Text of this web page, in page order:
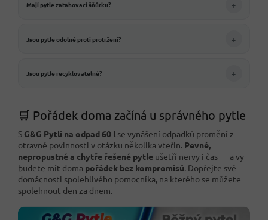
Mají pytle zatahovací šňůrku? +
Jsou pytle odolné proti protržení? +
Jsou pytle recyklovatelné? +
🛒 Pořádek doma začíná u správného pytle
S G&G Pytli na odpad 60 l se vynášení odpadků promění z
otravné povinnosti v otázku několika vteřin. Pevné,
nepropustné a chytře řešené pytle ušetří nervy i čas — a vy
budete mít doma pořádek bez kompromisů. Dopřejte své
domácnosti spolehlivého pomocníka, na kterého se můžete
spolehnout den za dnem.